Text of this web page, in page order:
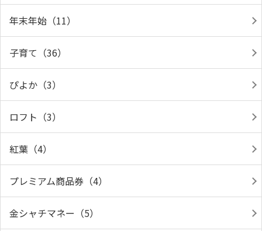
年末年始（11）
子育て（36）
ぴよか（3）
ロフト（3）
紅葉（4）
プレミアム商品券（4）
金シャチマネー（5）